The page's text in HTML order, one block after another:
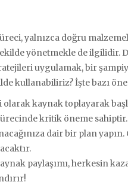
yalnızca doğru
yönetmekle de ilgilidir.
uygulamak, bir
kullanabiliriz? İşte bazı
kaynak toplayarak
kritik öneme sahiptir.
dair bir plan yapın.
paylaşımı, herkesin